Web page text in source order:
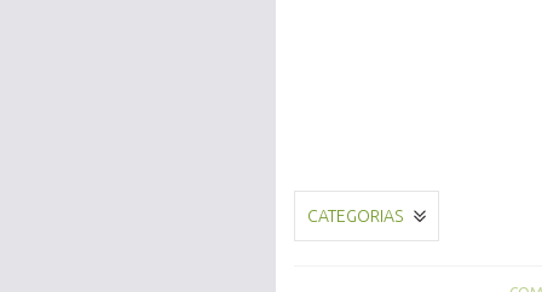
CATEGORIAS